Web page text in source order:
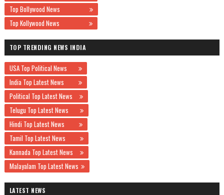
Top Bollywood News
Top Kollywood News
TOP TRENDING NEWS INDIA
USA Top Political News
India Top Latest News
Political Top Latest News
Telugu Top Latest News
Hindi Top Latest News
Tamil Top Latest News
Kannada Top Latest News
Malayalam Top Latest News
LATEST NEWS